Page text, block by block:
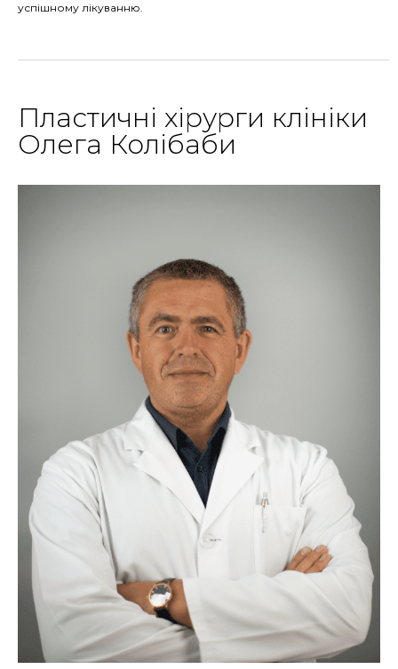
успішному лікуванню.
Пластичні хірурги клініки
Олега Колібаби